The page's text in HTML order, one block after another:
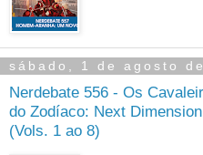
sábado, 1 de agosto
Nerdebate 556 - Os
do Zodíaco: Next Dimension
(Vols. 1 ao 8)